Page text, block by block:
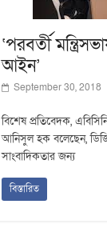
‘পরবর্তী
আইন’
September 30, 2018
বিশেষ প্রতিবেদক,
আনিসুল হক বলেছেন,
সাংবাদিকতার জন্য
বিস্তারিত